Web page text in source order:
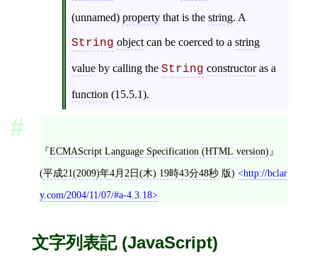
(unnamed) propertythat is the string. A
String objectcan be coerced to a string
valueby calling the String constructoras a
function (15.5.1).
ECMAScript Language Specification (HTML version)
(平成21(2009)年4月2日(木) 19時43分48秒 版)
http://bclar
y.com/2004/11/07/#a-4.3.18
文字列表記 (JavaScript)